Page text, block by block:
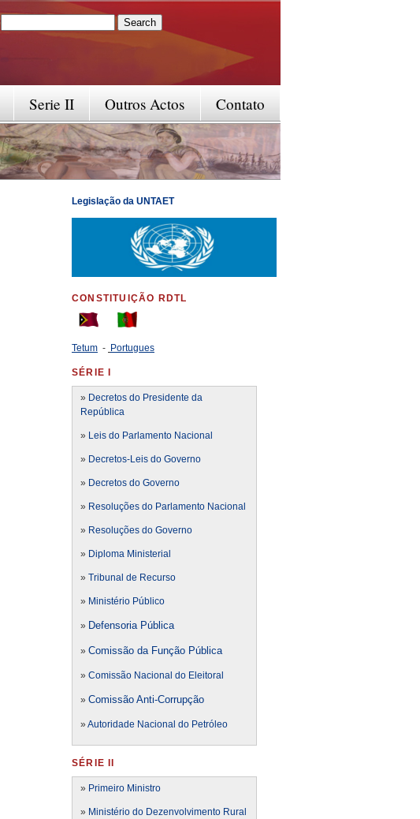
Search form
Contato
Outros Actos
Serie II
Legislação da UNTAET
CONSTITUIÇÃO RDTL
Tetum - Portugues
SÉRIE I
» Decretos do Presidente da
República
» Leis do Parlamento Nacional
» Decretos-Leis do Governo
» Decretos do Governo
» Resoluções do Parlamento Nacional
» Resoluções do Governo
» Diploma Ministerial
» Tribunal de Recurso
» Ministério Público
» Defensoria Pública
» Comissão da Função Pública
» Comissão Nacional do Eleitoral
» Comissão Anti-Corrupção
» Autoridade Nacional do Petróleo
SÉRIE II
» Primeiro Ministro
» Ministério do Dezenvolvimento Rural